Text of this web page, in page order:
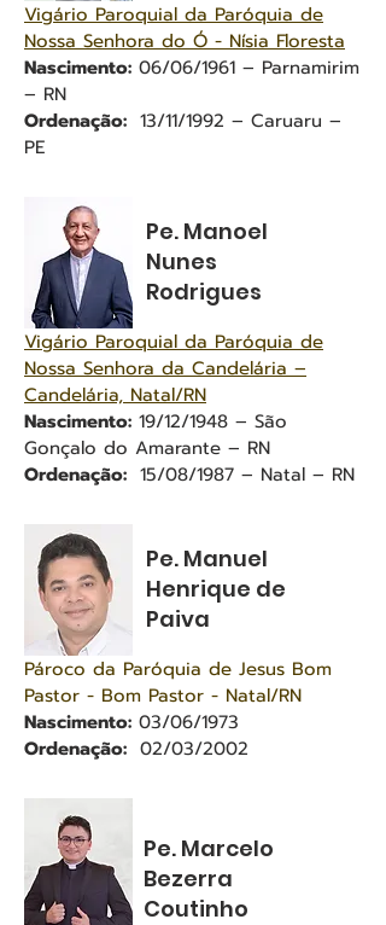
Vigário Paroquial da Paróquia de
Nossa Senhora do Ó - Nísia Floresta
Nascimento: 06/06/1961 – Parnamirim
– RN
Ordenação: 13/11/1992 – Caruaru –
PE
Pe. Manoel
Nunes
Rodrigues
Vigário Paroquial da Paróquia de
Nossa Senhora da Candelária –
Candelária, Natal/RN
Nascimento: 19/12/1948 – São
Gonçalo do Amarante – RN
Ordenação: 15/08/1987 – Natal – RN
Pe. Manuel
Henrique de
Paiva
Pároco da Paróquia de Jesus Bom
Pastor - Bom Pastor - Natal/RN
Nascimento: 03/06/1973
Ordenação: 02/03/2002
Pe. Marcelo
Bezerra
Coutinho